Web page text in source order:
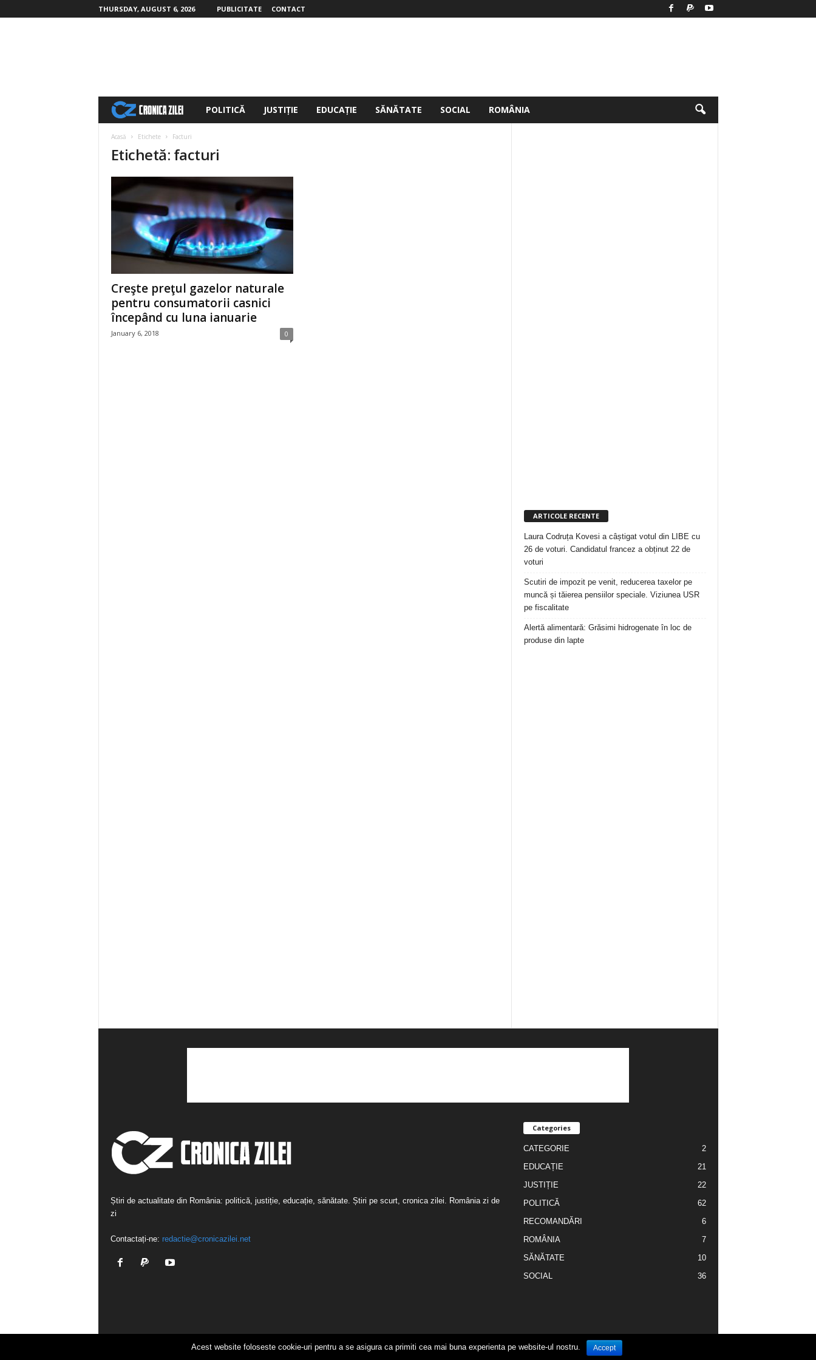
THURSDAY, AUGUST 6, 2026 PUBLICITATE CONTACT
o
n
i
c
i
POLITICĂ JUSTIȚIE EDUCAȚIE SĂNĂTATE SOCIAL ROMÂNIA
Acasă Etichete Facturi
Etichetă: facturi
Creşte preţul gazelor naturale
pentru consumatorii casnici
începând cu luna ianuarie
January 6, 2018 0
ARTICOLE RECENTE
Laura Codruța Kovesi a câștigat votul din LIBE cu
26 de voturi. Candidatul francez a obținut 22 de
voturi
Scutiri de impozit pe venit, reducerea taxelor pe
muncă și tăierea pensiilor speciale. Viziunea USR
pe fiscalitate
Alertă alimentară: Grăsimi hidrogenate în loc de
produse din lapte
Știri de actualitate din România: politică, justiție, educație, sănătate. Știri pe scurt, cronica zilei. România zi de
zi
Contactați-ne: redactie@cronicazilei.net
Categories
CATEGORIE
2
EDUCAȚIE
21
JUSTIȚIE
22
POLITICĂ
62
RECOMANDĂRI
6
ROMÂNIA
7
SĂNĂTATE
10
SOCIAL
36
Cronica Zilei
Acest website foloseste cookie-uri pentru a se asigura ca primiti cea mai buna experienta pe website-ul nostru. Accept